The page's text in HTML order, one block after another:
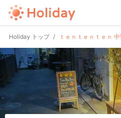
Holiday トップ ｔｅｎｔｅｎｔｅｎ